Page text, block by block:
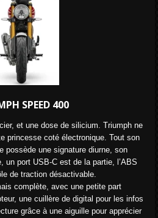
SPEED 400
et une dose de silicium. Triumph ne
princesse coté électronique. Tout son
possède une signature diurne, son
un port USB-C est de la partie, l’ABS
de traction désactivable.
complète, avec une petite part
une cuillère de digital pour les infos
grâce à une aiguille pour apprécier